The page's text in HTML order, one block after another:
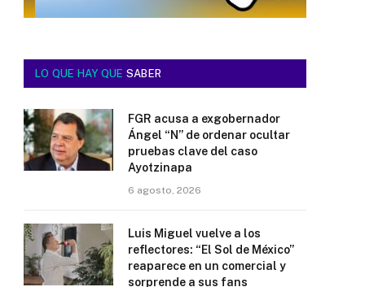
LO QUE HAY QUE SABER
FGR acusa a exgobernador
Ángel “N” de ordenar ocultar
pruebas clave del caso
Ayotzinapa
6 agosto, 2026
Luis Miguel vuelve a los
reflectores: “El Sol de México”
reaparece en un comercial y
sorprende a sus fans